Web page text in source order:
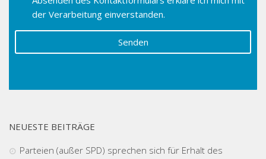
der Verarbeitung einverstanden.
NEUESTE BEITRÄGE
Parteien (außer SPD) sprechen sich für Erhalt des